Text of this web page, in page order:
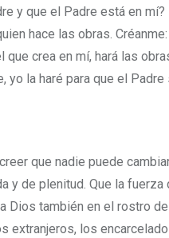
y que el Padre está en mí?
hace las obras.
crea en mí, hará las
yo la haré para que el Padre
que nadie puede
y de plenitud. Que la fuerza
Dios también en el rostro
extranjeros, los